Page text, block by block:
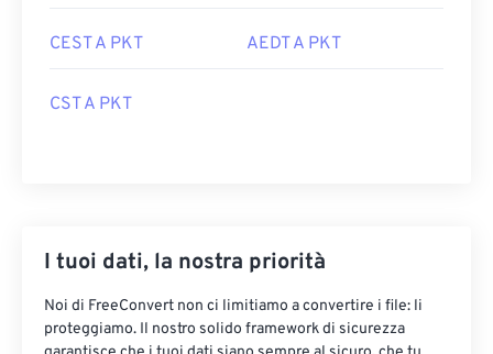
CEST A PKT AEDT A PKT
CST A PKT
I tuoi dati, la nostra priorità
Noi di FreeConvert non ci limitiamo a convertire i file: li
proteggiamo. Il nostro solido framework di sicurezza